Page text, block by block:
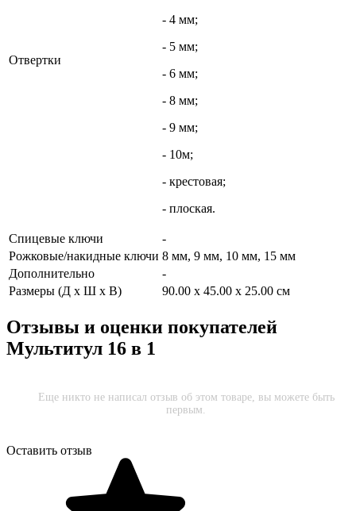
Отвертки
- 4 мм;
- 5 мм;
- 6 мм;
- 8 мм;
- 9 мм;
- 10м;
- крестовая;
- плоская.
Спицевые ключи
-
Рожковые/накидные ключи 8 мм, 9 мм, 10 мм, 15 мм
Дополнительно
-
Размеры (Д х Ш х В)
90.00 x 45.00 x 25.00 см
Отзывы и оценки покупателей
Мультитул 16 в 1
Еще никто не написал отзыв об этом товаре, вы можете быть
первым.
Оставить отзыв